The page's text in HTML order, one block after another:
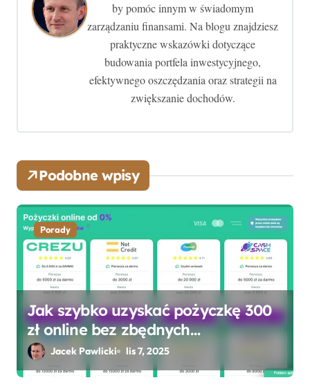
u
by pomóc innym w świadomym
zarządzaniu finansami. Na blogu znajdziesz
praktyczne wskazówki dotyczące
budowania portfela inwestycyjnego,
efektywnego oszczędzania oraz strategii na
zwiększanie dochodów.
Podobne wpisy
Porady
Jak szybko uzyskać pożyczkę 300
zł online bez zbędnych
formalności?
Jacek Pawlicki lis 7, 2025